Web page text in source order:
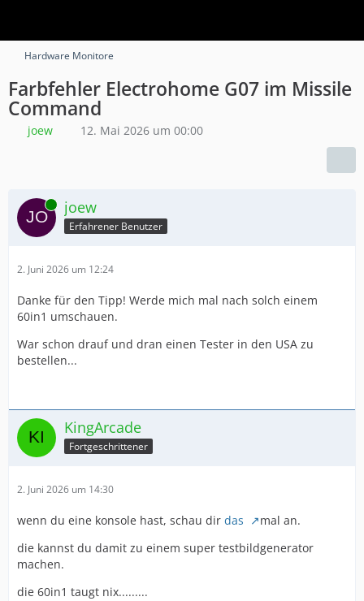
Hardware Monitore
Farbfehler Electrohome G07 im Missile
Command
joew 12. Mai 2026 um 00:00
Online joew
Erfahrener Benutzer
2. Juni 2026 um 12:24
Danke für den Tipp! Werde mich mal nach solch einem
60in1 umschauen.
War schon drauf und dran einen Tester in den USA zu
bestellen...
KingArcade
Fortgeschrittener
2. Juni 2026 um 14:30
wenn du eine konsole hast, schau dir das
mal an.
die kannst du damit zu einem super testbildgenerator
machen.
die 60in1 taugt nix.........